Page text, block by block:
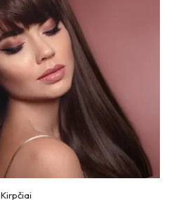
Kirpčiai